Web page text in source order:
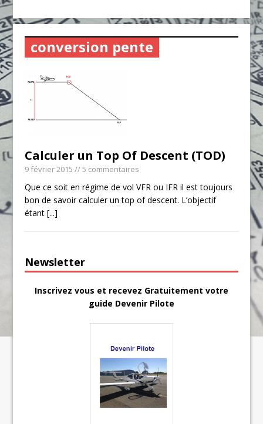
conversion pente
Calculer un Top Of Descent (TOD)
9 février 2015 // 5 commentaires
Que ce soit en régime de vol VFR ou IFR il est toujours
bon de savoir calculer un top of descent. L’objectif
étant[...]
Newsletter
Inscrivez vous et recevez Gratuitement votre
guide Devenir Pilote